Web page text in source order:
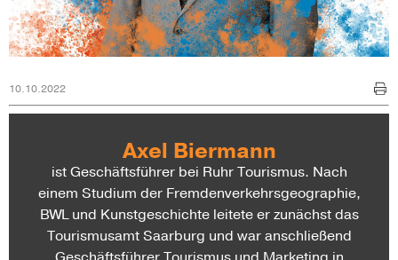
10.10.2022
Axel Biermann
ist Geschäftsführer bei Ruhr Tourismus. Nach
einem Studium der Fremdenverkehrsgeographie,
BWL und Kunstgeschichte leitete er zunächst das
Tourismusamt Saarburg und war anschließend